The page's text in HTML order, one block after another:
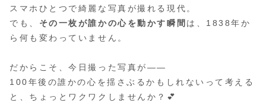
スマホひとつで綺麗な写真が撮れる現代。
でも、 その一枚が誰かの心を動かす瞬間は、1838年か
ら何も変わっていません。
だからこそ、今日撮った写真が――
100年後の誰かの心を揺さぶるかもしれないって考える
と、ちょっとワクワクしませんか？💕